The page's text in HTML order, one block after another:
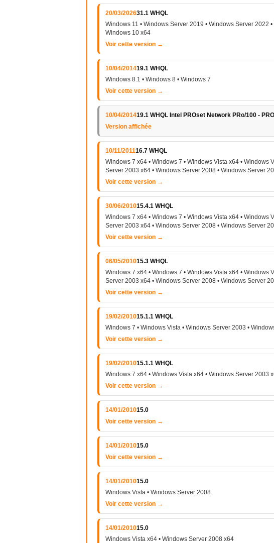
20/03/202631.1 WHQL
Windows 11 • Windows Server 2019 • Windows Server 2022
Windows 10 x64
Voir cette version →
10/04/201419.1 WHQL
Windows 8.1 • Windows 8 • Windows 7
Voir cette version →
10/04/201419.1 WHQL Intel PROset Network PRo/100 -
Version affichée
10/11/201116.7 WHQL
Windows 7 x64 • Windows 7 • Windows Vista x64 • Windows
Server 2003 x64 • Windows Server 2008 • Windows Server
Voir cette version →
30/06/201015.4.1 WHQL
Windows 7 x64 • Windows 7 • Windows Vista x64 • Windows
Server 2003 x64 • Windows Server 2008 • Windows Server
Voir cette version →
06/05/201015.3 WHQL
Windows 7 x64 • Windows 7 • Windows Vista x64 • Windows
Server 2003 x64 • Windows Server 2008 • Windows Server
Voir cette version →
19/02/201015.1.1 WHQL
Windows 7 • Windows Vista • Windows Server 2003 •
Voir cette version →
19/02/201015.1.1 WHQL
Windows 7 x64 • Windows Vista x64 • Windows Server 2003
Voir cette version →
14/01/201015.0
Voir cette version →
14/01/201015.0
Voir cette version →
14/01/201015.0
Windows Vista • Windows Server 2008
Voir cette version →
14/01/201015.0
Windows Vista x64 • Windows Server 2008 x64